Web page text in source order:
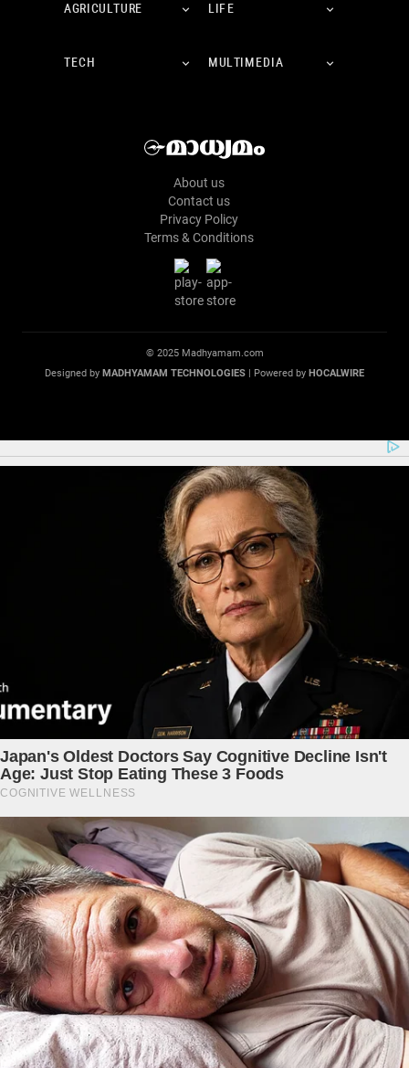
AGRICULTURE LIFE
TECH MULTIMEDIA
About us
Contact us
Privacy Policy
Terms & Conditions
© 2025 Madhyamam.com
Designed by MADHYAMAM TECHNOLOGIES | Powered by HOCALWIRE